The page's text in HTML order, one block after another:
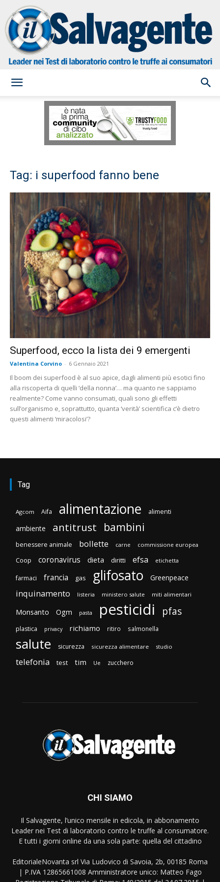
Salvagente
Tag: i superfood fanno bene
Superfood, ecco la lista dei 9 emergenti
Valentina Corvino - 6 Gennaio 2021
Il boom dei superfood è al suo apice, dagli alimenti più esotici fino
alla riscoperta di quelli ‘della nonna’… ma quanto ne sappiamo
realmente? Come vanno consumati, quali sono gli effetti
sull’organismo e, soprattutto, quanta ‘verità’ scientifica c’è dietro
questi alimenti ‘miracolosi’?
Tag
Agcom Aifa alimentazione alimenti
ambiente antitrust bambini
benessere animale bollette carne commissione europea
Coop coronavirus dieta diritti efsa etichetta
farmaci francia gas glifosato Greenpeace
inquinamento listeria ministero salute miti alimentari
Monsanto Ogm pasta pesticidi pfas
plastica privacy richiamo ritiro salmonella
salute sicurezza sicurezza alimentare studio
telefonia test tim Ue zucchero
CHI SIAMO
Il Salvagente, l’unico mensile in edicola, in abbonamento
Leader nei Test di laboratorio contro le truffe al consumatore.
E tutti i giorni online da una sola parte: quella del cittadino
EditorialeNovanta srl Via Ludovico di Savoia, 2b, 00185 Roma
| P.IVA 12865661008 Amministratore unico: Matteo Fago